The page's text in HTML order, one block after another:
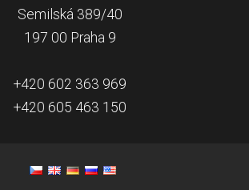
Semilská 389/40
197 00 Praha 9
+420 602 363 969
+420 605 463 150